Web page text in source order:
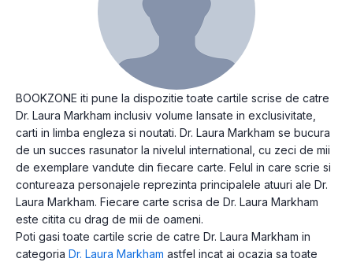
BOOKZONE iti pune la dispozitie toate cartile scrise de catre
Dr. Laura Markham inclusiv volume lansate in exclusivitate,
carti in limba engleza si noutati. Dr. Laura Markham se bucura
de un succes rasunator la nivelul international, cu zeci de mii
de exemplare vandute din fiecare carte. Felul in care scrie si
contureaza personajele reprezinta principalele atuuri ale Dr.
Laura Markham. Fiecare carte scrisa de Dr. Laura Markham
este citita cu drag de mii de oameni.
Poti gasi toate cartile scrie de catre Dr. Laura Markham in
categoria Dr. Laura Markham astfel incat ai ocazia sa toate